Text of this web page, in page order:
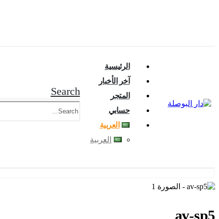
الرئيسية
آخر الأخبار
المتجر
حسابي
العربية
العربية
Search
av-sp5